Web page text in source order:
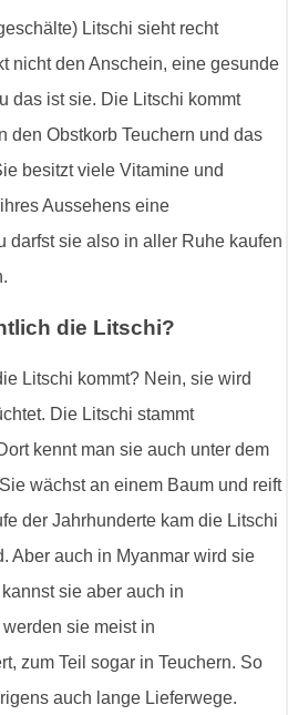
Litschi sieht recht
nicht den Anschein, eine gesunde
das ist sie. Die Litschi kommt
den Obstkorb Teuchern und das
besitzt viele Vitamine und
Aussehens eine
darfst sie also in aller Ruhe kaufen
die Litschi?
Litschi kommt? Nein, sie wird
Die Litschi stammt
kennt man sie auch unter dem
wächst an einem Baum und reift
der Jahrhunderte kam die Litschi
Aber auch in Myanmar wird sie
sie aber auch in
sie meist in
zum Teil sogar in Teuchern. So
auch lange Lieferwege.